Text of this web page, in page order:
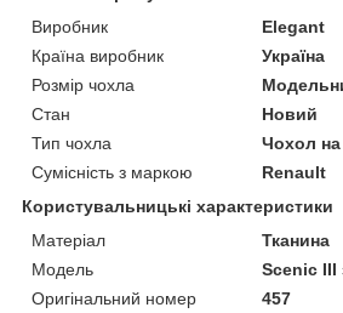
Виробник
Elegant
Країна виробник
Україна
Розмір чохла
Стан
Новий
Тип чохла
Чохол на
Сумісність з маркою
Renault
Користувальницькі характеристики
Матеріал
Тканина
Модель
Scenic III
Оригінальний номер
457